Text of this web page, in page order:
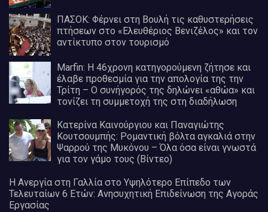
ΠΑΣΟΚ: Φέρνει στη Βουλή τις καθυστερήσεις
πτήσεων στο «Ελευθέριος Βενιζέλος» και τον
αντίκτυπο στον τουρισμό
Marfin: Η 46χρονη κατηγορούμενη ζήτησε και
έλαβε προθεσμία για την απολογία της την
Τρίτη – Ο συνήγορός της δηλώνει «αθώα» και
τονίζει τη συμμετοχή της στη διαδήλωση
Κατερίνα Καινούργιου και Παναγιώτης
Κουτσουμπής: Ρομαντική βόλτα αγκαλιά στην
Ψαρρού της Μυκόνου – Όλα όσα είναι γνωστά
για τον γάμο τους (Βίντεο)
Η Ανεργία στη Γαλλία στο Υψηλότερο Επίπεδο των
Τελευταίων 6 Ετών: Ανησυχητική Επιδείνωση της Αγοράς
Εργασίας